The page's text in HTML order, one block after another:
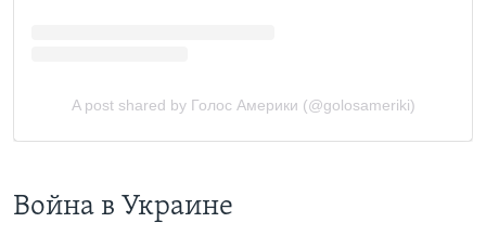
Война в Украине